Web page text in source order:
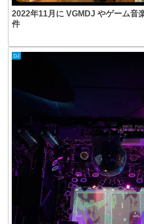
2022年11月に VGMDJ やゲーム音
件
DJ